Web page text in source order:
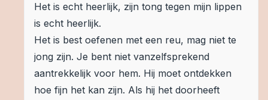
Het is echt heerlijk, zijn tong tegen mijn lippen
is echt heerlijk.
Het is best oefenen met een reu, mag niet te
jong zijn. Je bent niet vanzelfsprekend
aantrekkelijk voor hem. Hij moet ontdekken
hoe fijn het kan zijn. Als hij het doorheeft